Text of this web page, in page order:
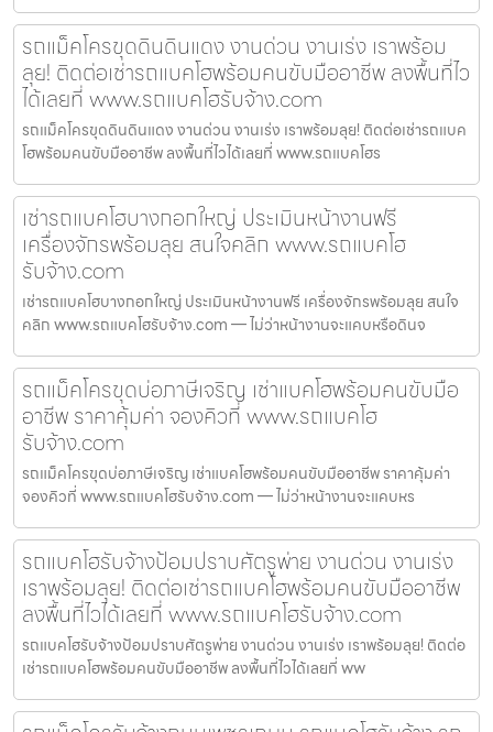
รถแม็คโครขุดดินดินแดง งานด่วน งานเร่ง เราพร้อม
ลุย! ติดต่อเช่ารถแบคโฮพร้อมคนขับมืออาชีพ ลงพื้นที่ไว
ได้เลยที่ www.รถแบคโฮรับจ้าง.com
รถแม็คโครขุดดินดินแดง งานด่วน งานเร่ง เราพร้อมลุย! ติดต่อเช่ารถแบค
โฮพร้อมคนขับมืออาชีพ ลงพื้นที่ไวได้เลยที่ www.รถแบคโฮร
เช่ารถแบคโฮบางกอกใหญ่ ประเมินหน้างานฟรี
เครื่องจักรพร้อมลุย สนใจคลิก www.รถแบคโฮ
รับจ้าง.com
เช่ารถแบคโฮบางกอกใหญ่ ประเมินหน้างานฟรี เครื่องจักรพร้อมลุย สนใจ
คลิก www.รถแบคโฮรับจ้าง.com — ไม่ว่าหน้างานจะแคบหรือดินจ
รถแม็คโครขุดบ่อภาษีเจริญ เช่าแบคโฮพร้อมคนขับมือ
อาชีพ ราคาคุ้มค่า จองคิวที่ www.รถแบคโฮ
รับจ้าง.com
รถแม็คโครขุดบ่อภาษีเจริญ เช่าแบคโฮพร้อมคนขับมืออาชีพ ราคาคุ้มค่า
จองคิวที่ www.รถแบคโฮรับจ้าง.com — ไม่ว่าหน้างานจะแคบหร
รถแบคโฮรับจ้างป้อมปราบศัตรูพ่าย งานด่วน งานเร่ง
เราพร้อมลุย! ติดต่อเช่ารถแบคโฮพร้อมคนขับมืออาชีพ
ลงพื้นที่ไวได้เลยที่ www.รถแบคโฮรับจ้าง.com
รถแบคโฮรับจ้างป้อมปราบศัตรูพ่าย งานด่วน งานเร่ง เราพร้อมลุย! ติดต่อ
เช่ารถแบคโฮพร้อมคนขับมืออาชีพ ลงพื้นที่ไวได้เลยที่ ww